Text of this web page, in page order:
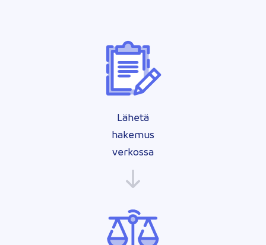
Lähetä
hakemus
verkossa